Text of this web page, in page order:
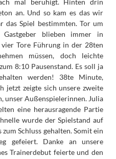
mal beruhigt. Hinten drin
an. Und so kam es das wir
das Spiel bestimmten. Tor um
blieben immer in
Tore Führung in der 28ten
müssen, doch leichte
8:10 Pausenstand. Es soll ja
werden! 38te Minute,
jetzt zeigte sich unsere zweite
unser Außenspielerinnen. Julia
eine herausragende Partie
wurde der Spielstand auf
Schluss gehalten. Somit ein
gefeiert. Danke an unsere
Trainerdebut feierte und den